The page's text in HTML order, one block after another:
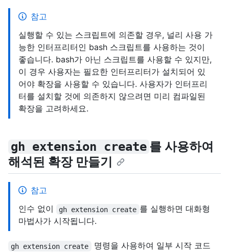
참고
실행할 수 있는 스크립트에 의존할 경우, 널리 사용 가
능한 인터프리터인 bash 스크립트를 사용하는 것이
좋습니다. bash가 아닌 스크립트를 사용할 수 있지만,
이 경우 사용자는 필요한 인터프리터가 설치되어 있
어야 확장을 사용할 수 있습니다. 사용자가 인터프리
터를 설치할 것에 의존하지 않으려면 미리 컴파일된
확장을 고려하세요.
gh extension create 를 사용하여
해석된 확장 만들기
참고
인수 없이
gh extension create 를 실행하면 대화형
마법사가 시작됩니다.
gh extension create
명령을 사용하여 일부 시작 코드